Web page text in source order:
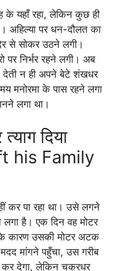
के यहाँ रहा, लेकिन कुछ ही
अहिल्या पर धन-दौलत का
से सोकर उठने लगी।
निर्भर रहने लगी। अब
देती न ही अपने बेटे शंखधर
के पास रहने लगा
लगा था।
दिया
his Family
कर पा रहा था। उसे लगने
है। एक दिन वह मोटर
कारण उसकी मोटर अटक
मांगने पहुँचा, उस गरीब
देगा, लेकिन चक्रधर